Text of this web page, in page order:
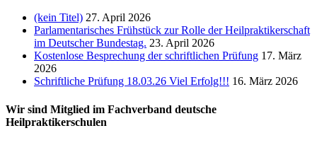
(kein Titel) 27. April 2026
Parlamentarisches Frühstück zur Rolle der Heilpraktikerschaft
im Deutscher Bundestag. 23. April 2026
Kostenlose Besprechung der schriftlichen Prüfung 17. März
2026
Schriftliche Prüfung 18.03.26 Viel Erfolg!!! 16. März 2026
Wir sind Mitglied im Fachverband deutsche
Heilpraktikerschulen